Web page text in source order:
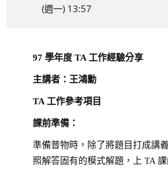
(週一) 13:57
97 學年度 TA 工作經驗分享
主講者：王鴻勳
TA 工作參考項目
課前準備：
準備普物時，除了將題目打成講
照解答固有的模式解題，上 TA